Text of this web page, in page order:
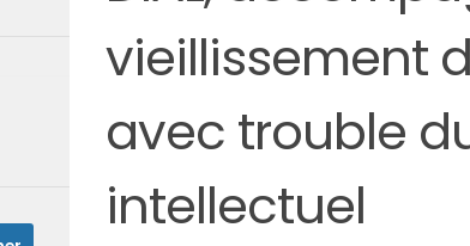
vieillissement
avec trouble
intellectuel